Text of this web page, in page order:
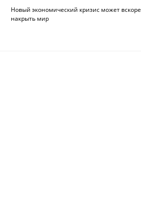
Новый экономический кризис может вскоре
накрыть мир